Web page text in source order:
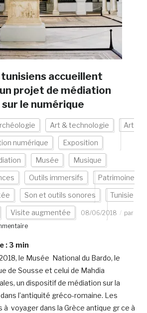
accueillent
projet de médiation
le numérique
Art & technologie Art
numérique Exposition
Musée Musique
Outils immersifs Patrimoine
Son et outils sonores Tunisie
Visite augmentée 08/06/2018
par
: 3 min
le Musée National du Bardo, le
de Sousse et celui de Mahdia
un dispositif de médiation sur la
l’antiquité gréco-romaine. Les
voyager dans la Grèce antique gr ce à